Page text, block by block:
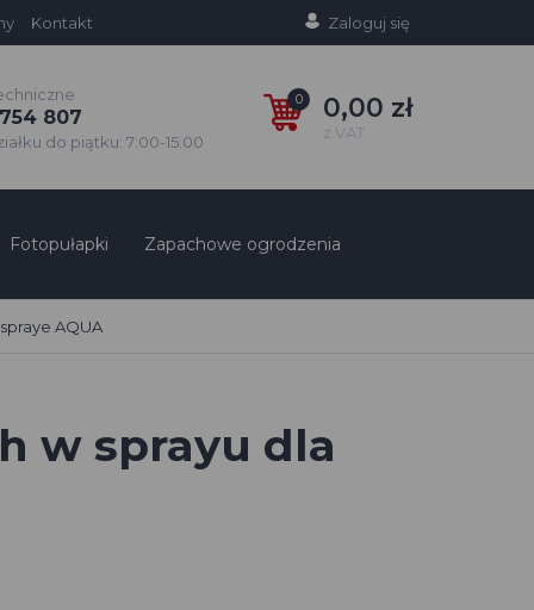
Kontakt Zaloguj się
807
do piątku: 7:00-15:00
0 0,00 zł
z VAT
Fotopułapki Zapachowe ogrodzenia
AQUA
w sprayu dla